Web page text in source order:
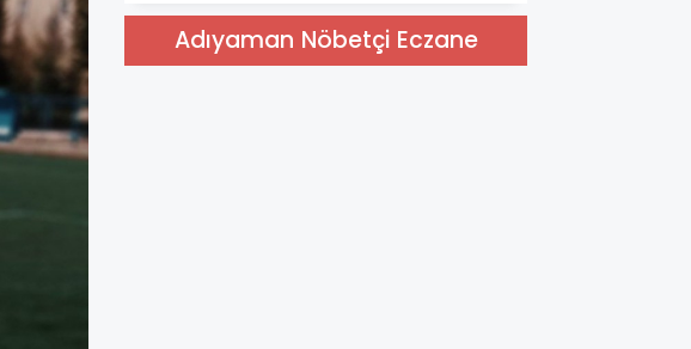
Adıyaman Nöbetçi Eczane